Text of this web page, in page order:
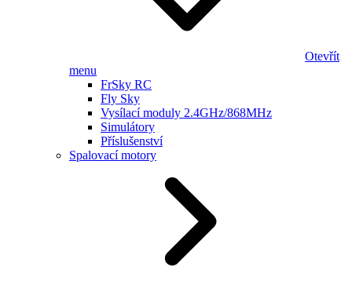
Otevřít
menu
FrSky RC
Fly Sky
Vysílací moduly 2.4GHz/868MHz
Simulátory
Příslušenství
Spalovací motory